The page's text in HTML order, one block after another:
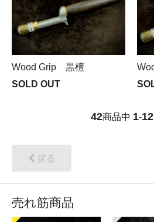
Wood Grip 黒檀
SOLD OUT
42商品中 1-12
戻る
売れ筋商品